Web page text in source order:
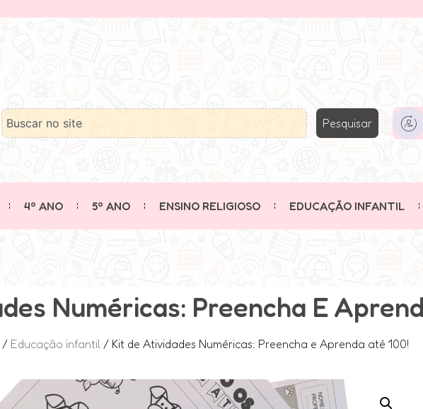
Pesquisar
4º ANO 5º ANO ENSINO RELIGIOSO EDUCAÇÃO INFANTIL
Numéricas: Preencha E
/ Educação infantil/ Kit de Atividades Numéricas: Preencha e Aprenda até 100!